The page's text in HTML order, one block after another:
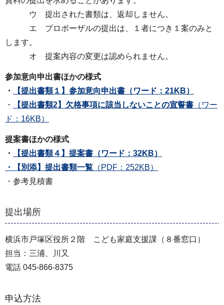
ウ 提出された書類は、返却しません。
エ プロポーザルの提出は、１者につき１案のみと
します。
オ 提案内容の変更は認められません。
参加意向申出書ほかの様式
・
【提出書類１】参加意向申出書 （ワード：21KB）
・
【提出書類2】欠格事項に該当しないことの宣誓書 （ワー
ド：16KB）
提案書ほかの様式
・
【提出書類４】提案書 （ワード：32KB）
・
【別添】提出書類一覧 （PDF：252KB）
・参考見積書
提出場所
横浜市戸塚区役所２階 こども家庭支援課（８番窓口）
担当：三浦、川又
電話 045-866-8375
申込方法